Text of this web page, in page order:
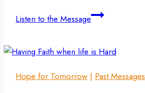
Listen to the MessageRenewing
Hope for Tomorrow | Past Messages